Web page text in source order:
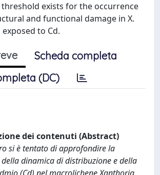
exists for the occurrence
and functional damage in X.
to Cd.
Scheda completa
(DC)
dei contenuti (Abstract)
si è tentato di approfondire la
dinamica di distribuzione e della